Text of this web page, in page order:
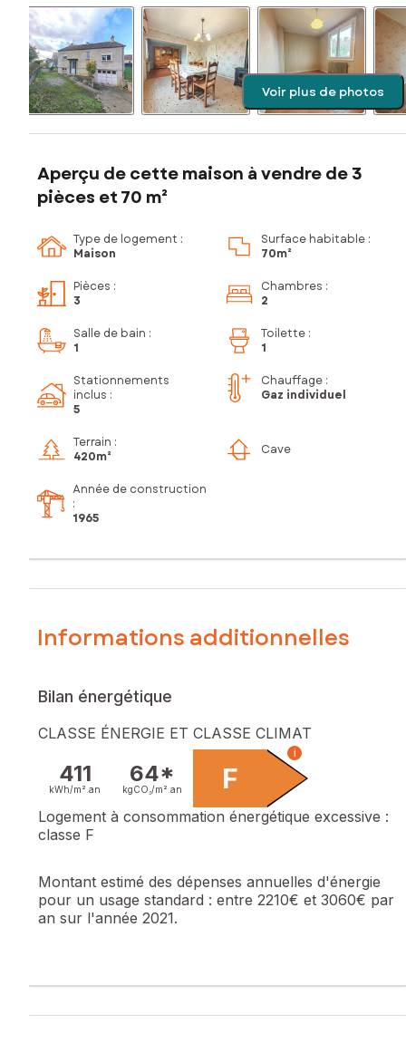
Voir plus de photos
Aperçu de cette maison à vendre de 3
pièces et 70 m²
Type de logement :
Maison
Surface habitable :
70m²
Pièces :
3
Chambres :
2
Salle de bain :
1
Toilette :
1
Stationnements
inclus :
5
Chauffage :
Gaz individuel
Terrain :
420m²
Cave
Année de construction
:
1965
Informations additionnelles
Bilan énergétique
CLASSE ÉNERGIE ET CLASSE CLIMAT
411
kWh/m². an
64*
kgCO₂/m². an F
i
Logement à consommation énergétique excessive :
classe F
Montant estimé des dépenses annuelles d'énergie
pour un usage standard : entre 2210€ et 3060€ par
an sur l'année 2021.